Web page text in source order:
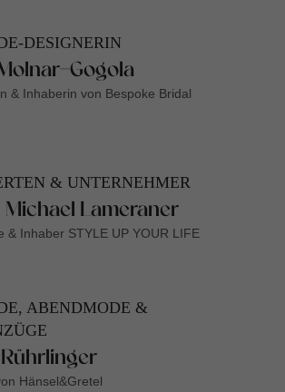
DESIGNERIN
Gogola
& Inhaberin von Bespoke Bridal
& UNTERNEHMER
Michael Lameraner
& Inhaber STYLE UP YOUR LIFE
ABENDMODE &
Hänsel&Gretel